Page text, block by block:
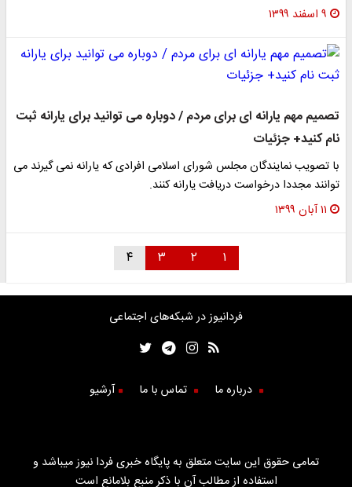
۹ اسفند ۱۳۹۹
تصمیم مهم یارانه ای برای مردم / دوباره می توانید برای یارانه ثبت
نام کنید+ جزئیات
با تصویب نمایندگان مجلس شورای اسلامی افرادی که یارانه نمی گیرند می
توانند مجددا درخواست دریافت یارانه کنند.
۱۱ آبان ۱۳۹۹
۱ ۲ ۳ ۴
فردانیوز در شبکه‌های اجتماعی
درباره ما تماس با ما آرشیو
تمامی حقوق این سایت متعلق به پایگاه خبری فردا نیوز میباشد و
استفاده از مطالب آن با ذکر منبع بلامانع است